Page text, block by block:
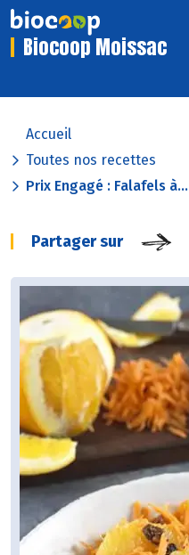
Biocoop Moissac
Accueil
Toutes nos recettes
Prix Engagé : Falafels à...
Partager sur